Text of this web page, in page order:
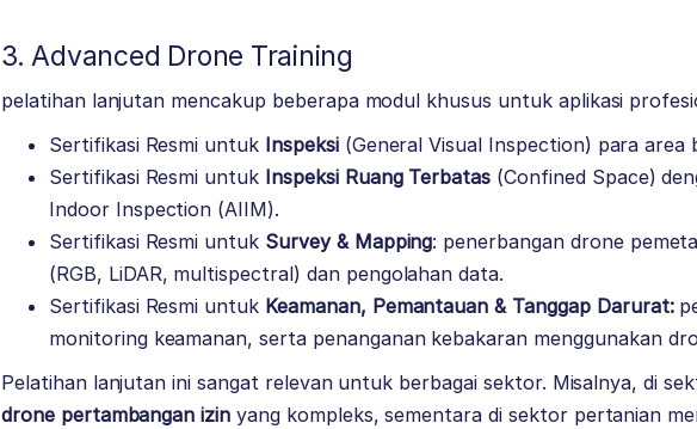
3. Advanced Drone Training
pelatihan lanjutan mencakup beberapa modul khusus untuk aplikasi
Sertifikasi Resmi untuk Inspeksi(General Visual Inspection) para area
Sertifikasi Resmi untuk Inspeksi Ruang Terbatas (Confined Space)
Indoor Inspection (AIIM).
Sertifikasi Resmi untuk Survey & Mapping: penerbangan drone
(RGB, LiDAR, multispectral) dan pengolahan data.
Sertifikasi Resmi untuk Keamanan, Pemantauan & Tanggap Darurat:
monitoring keamanan, serta penanganan kebakaran menggunakan
Pelatihan lanjutan ini sangat relevan untuk berbagai sektor. Misalnya, di
drone pertambangan izin yang kompleks, sementara di sektor pertanian